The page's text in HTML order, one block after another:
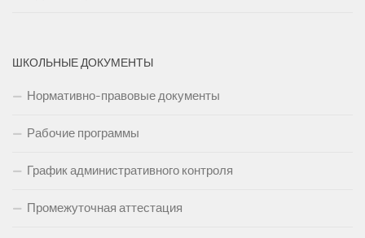
ШКОЛЬНЫЕ ДОКУМЕНТЫ
Нормативно-правовые документы
Рабочие программы
График административного контроля
Промежуточная аттестация